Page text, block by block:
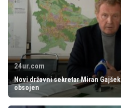
24ur.com
Novi državni sekretar Miran
obsojen